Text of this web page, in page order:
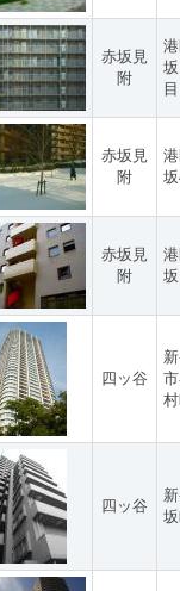
赤坂見
附
目
赤坂見
附
赤坂見
附
四ッ谷
四ッ谷